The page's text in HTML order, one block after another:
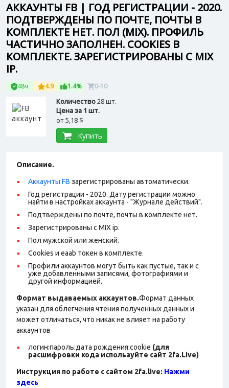
АККАУНТЫ FB | ГОД РЕГИСТРАЦИИ - 2020.
ПОДТВЕРЖДЕНЫ ПО ПОЧТЕ, ПОЧТЫ В
КОМПЛЕКТЕ НЕТ. ПОЛ (MIX). ПРОФИЛЬ
ЧАСТИЧНО ЗАПОЛНЕН. COOKIES В
КОМПЛЕКТЕ. ЗАРЕГИСТРИРОВАНЫ С MIX
IP.
48ч 4.9 1.4% 0-10
Количество28 шт.
Цена за 1 шт.
от5,18 $
Купить
Описание.
Аккаунты FB зарегистрированы автоматически.
Год регистрации - 2020. Дату регистрации можно
найти в настройках аккаунта - "Журнале действий".
Подтверждены по почте, почты в комплекте нет.
Зарегистрированы с MIX ip.
Пол мужской или женский.
Cookies и eaab токен в комплекте.
Профили аккаунтов могут быть как пустые, так и с
уже добавленными записями, фотографиями и
другой информацией.
Формат выдаваемых аккаунтов.Формат данных
указан для облегчения чтения полученных данных и
может отличаться, что никак не влияет на работу
аккаунтов
логин:пароль:дата рождения:cookie (для
расшифровки кода используйте сайт 2fa.Live)
Инструкция по работе с сайтом 2fa.live: Нажми
здесь